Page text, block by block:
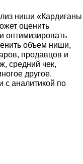
ниши «Кардиганы
оценить
оптимизировать
объем ниши,
продавцов и
средний чек,
другое.
с аналитикой по